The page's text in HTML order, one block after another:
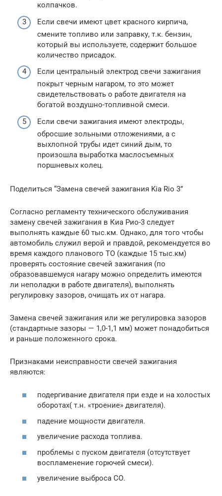
колпачков.
Если свечи имеют цвет красного кирпича,
смените топливо или заправку, т.к. бензин,
который вы используете, содержит большое
количество присадок.
Если центральный электрод свечи зажигания
покрыт черным нагаром, то это может
свидетельствовать о работе двигателя на
богатой воздушно-топливной смеси.
Если свечи зажигания имеют электроды,
обросшие зольными отложениями, а с
выхлопной трубы идет синий дым, то
произошла выработка маслосъемных
поршневых колец.
Поделиться “Замена свечей зажигания Kia Rio 3”
Согласно регламенту технического обслуживания
замену свечей зажигания в Киа Рио-3 следует
выполнять каждые 60 тыс.км. Однако, для того чтобы
автомобиль служил верой и правдой, рекомендуется во
время каждого планового ТО (каждые 15 тыс.км)
проверять состояние свечей зажигания (по
образовавшемуся нагару можно определить имеются
ли неполадки в работе двигателя), выполнять
регулировку зазоров, очищать их от нагара.
Замена свечей зажигания или же регулировка зазоров
(стандартные зазоры — 1,0-1,1 мм) может понадобиться
и раньше положенного срока.
Признаками неисправности свечей зажигания
являются:
подергивание двигателя при езде и на холостых
оборотах( т.н. «троение» двигателя).
падение мощности двигателя.
увеличение расхода топлива.
проблемы с пуском двигателя (отсутствует
воспламенение горючей смеси).
увеличение выброса СО.